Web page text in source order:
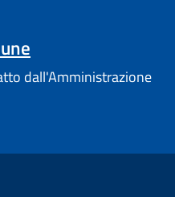
dall'Amministrazione